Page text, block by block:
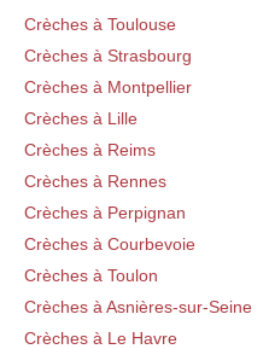
Crèches à Toulouse
Crèches à Strasbourg
Crèches à Montpellier
Crèches à Lille
Crèches à Reims
Crèches à Rennes
Crèches à Perpignan
Crèches à Courbevoie
Crèches à Toulon
Crèches à Asnières-sur-Seine
Crèches à Le Havre